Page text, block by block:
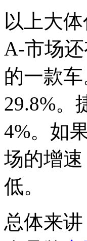
以上大
A-市场
的一款
29.8%。
4%。如
场的增
低。
总体来